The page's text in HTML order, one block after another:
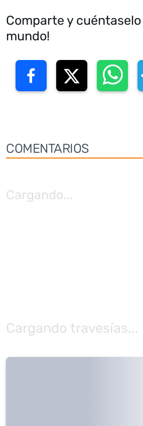
Comparte y
mundo!
COMENTARIOS
Cargando...
Cargando travesías...